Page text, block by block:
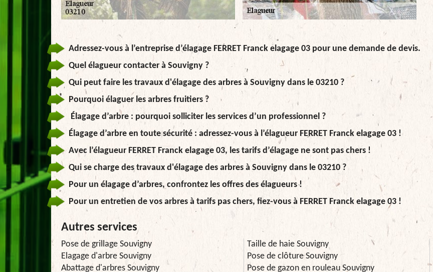
Adressez-vous à l’entreprise d’élagage FERRET Franck elagage 03 pour une demande de devis.
Quel élagueur contacter à Souvigny ?
Qui peut faire les travaux d'élagage des arbres à Souvigny dans le 03210 ?
Pourquoi élaguer les arbres fruitiers ?
Élagage d’arbre : pourquoi solliciter les services d’un professionnel ?
Élagage d’arbre en toute sécurité : adressez-vous à l’élagueur FERRET Franck elagage 03 !
Avec l’élagueur FERRET Franck elagage 03, les tarifs d’élagage ne sont pas chers !
Qui se charge des travaux d'élagage des arbres à Souvigny dans le 03210 ?
Pour un élagage d’arbres, confrontez les offres des élagueurs !
Pour un entretien de vos arbres à tarifs pas chers, fiez-vous à FERRET Franck elagage 03 !
Autres services
Pose de grillage Souvigny
Elagage d'arbre Souvigny
Abattage d'arbres Souvigny
Taille de haie Souvigny
Pose de clôture Souvigny
Pose de gazon en rouleau Souvigny